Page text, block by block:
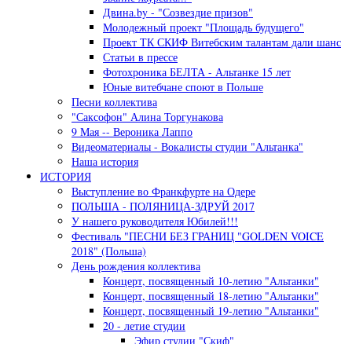
Двина.by - "Созвездие призов"
Молодежный проект "Площадь будущего"
Проект ТК СКИФ Витебским талантам дали шанс
Статьи в прессе
Фотохроника БЕЛТА - Альтанке 15 лет
Юные витебчане споют в Польше
Песни коллектива
"Саксофон" Алина Торгунакова
9 Мая -- Вероника Лаппо
Видеоматериалы - Вокалисты студии "Альтанка"
Наша история
ИСТОРИЯ
Выступление во Франкфурте на Одере
ПОЛЬША - ПОЛЯНИЦА-ЗДРУЙ 2017
У нашего руководителя Юбилей!!!
Фестиваль "ПЕСНИ БЕЗ ГРАНИЦ "GOLDEN VOICE
2018" (Польша)
День рождения коллектива
Концерт, посвященный 10-летию "Альтанки"
Концерт, посвященный 18-летию "Альтанки"
Концерт, посвященный 19-летию "Альтанки"
20 - летие студии
Эфир студии "Скиф"